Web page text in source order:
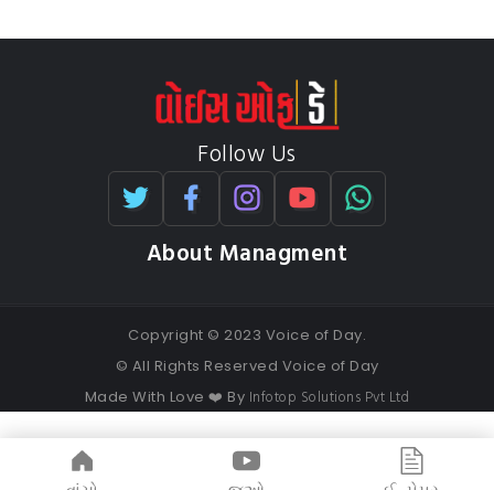
Follow Us
About Managment
Copyright © 2023 Voice of Day.
© All Rights Reserved Voice of Day
Made With Love ❤️ By Infotop Solutions Pvt Ltd